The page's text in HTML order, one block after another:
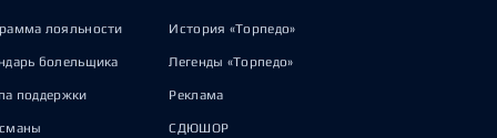
лояльности
болельщика
поддержки
История «Торпедо»
Легенды «Торпедо»
Реклама
СДЮШОР